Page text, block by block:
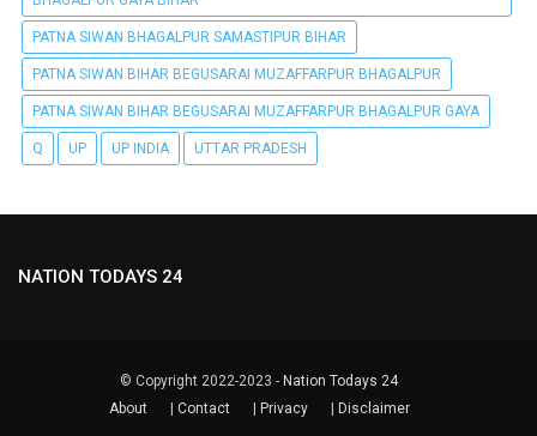
PATNA SIWAN BHAGALPUR SAMASTIPUR BIHAR
PATNA SIWAN BIHAR BEGUSARAI MUZAFFARPUR BHAGALPUR
PATNA SIWAN BIHAR BEGUSARAI MUZAFFARPUR BHAGALPUR GAYA
Q UP UP INDIA UTTAR PRADESH
NATION TODAYS 24
© Copyright 2022-2023 - Nation Todays 24
About
Contact Privacy Disclaimer